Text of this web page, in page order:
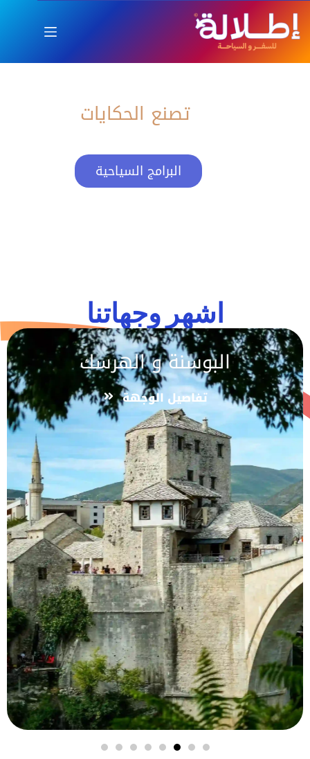
اطلالة
العام الجديد بإطلالة ساحرة
تصنع الحكايات
البرامج السياحية
اشهر وجهاتنا
البوسنة و الهرسك
تفاصيل الوجهة